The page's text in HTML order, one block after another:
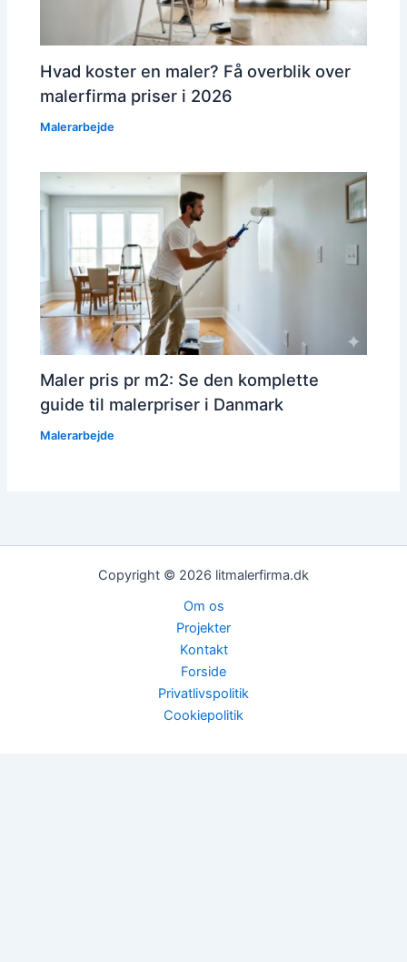
Hvad koster en maler? Få overblik over
malerfirma priser i 2026
Malerarbejde
Maler pris pr m2: Se den komplette
guide til malerpriser i Danmark
Malerarbejde
Copyright © 2026 litmalerfirma.dk
Om os
Projekter
Kontakt
Forside
Privatlivspolitik
Cookiepolitik